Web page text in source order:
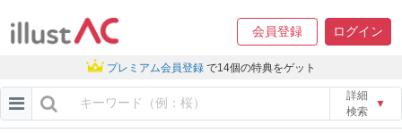
会員登録 ログイン
プレミアム会員登録 で14個の特典をゲット
詳細
検索
▼